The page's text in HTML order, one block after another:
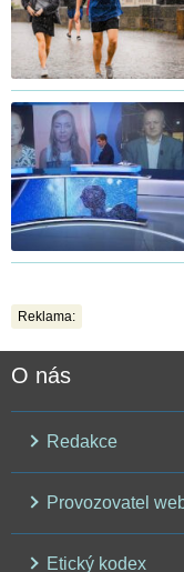
Reklama:
O nás
Redakce
Provozovatel
Etický kodex